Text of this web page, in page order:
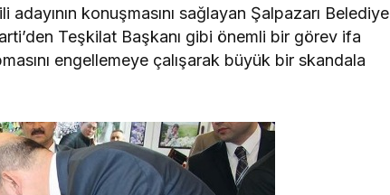
konuşmasını sağlayan Şalpazarı Belediye
Teşkilat Başkanı gibi önemli bir görev ifa
engellemeye çalışarak büyük bir skandala